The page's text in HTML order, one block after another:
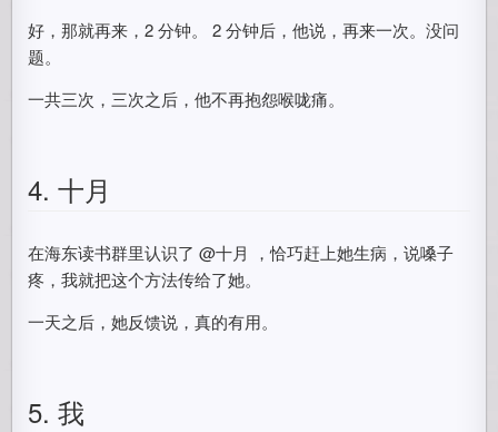
好，那就再来，2 分钟。 2 分钟后，他说，再来一次。没问
题。
一共三次，三次之后，他不再抱怨喉咙痛。
4. 十月
在海东读书群里认识了 @十月 ，恰巧赶上她生病，说嗓子
疼，我就把这个方法传给了她。
一天之后，她反馈说，真的有用。
5. 我